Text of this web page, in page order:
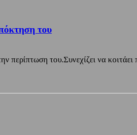
του
περίπτωση του.Συνεχίζει να κοιτάει